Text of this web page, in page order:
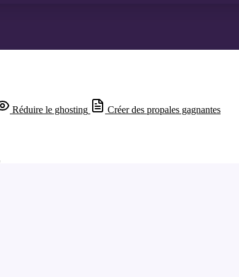
Réduire le ghosting
Créer des propales gagnantes